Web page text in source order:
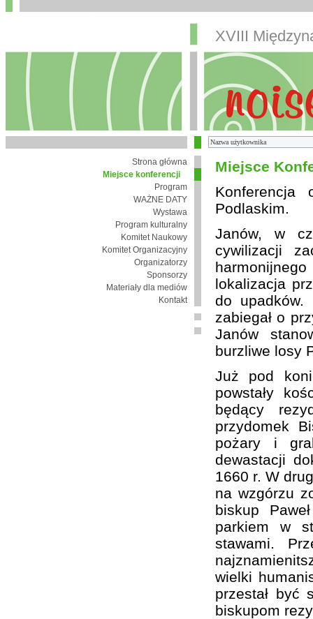
XVIII
Strona główna
Miejsce konferencji
Program
WAŻNE DATY
Wystawa
Program kulturalny
Komitet Naukowy
Komitet Organizacyjny
Organizatorzy
Sponsorzy
Materiały dla mediów
Kontakt
Miejsce
Podlaskim.
Janów, w
cywilizacji
lokalizacja
do upadków.
zabiegał o
Janów
burzliwe losy
Już pod
powstały
będący
przydomek
pożary i
dewastacji
1660 r. W
na wzgórzu
biskup
parkiem w
stawami.
wielki
przestał być
biskupom